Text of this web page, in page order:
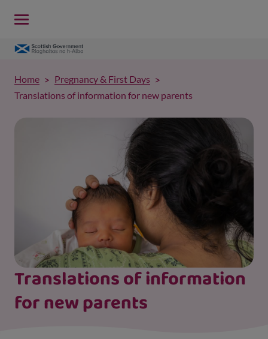
Translations of information
for new parents
Home
Pregnancy & First Days
Translations of information for new parents